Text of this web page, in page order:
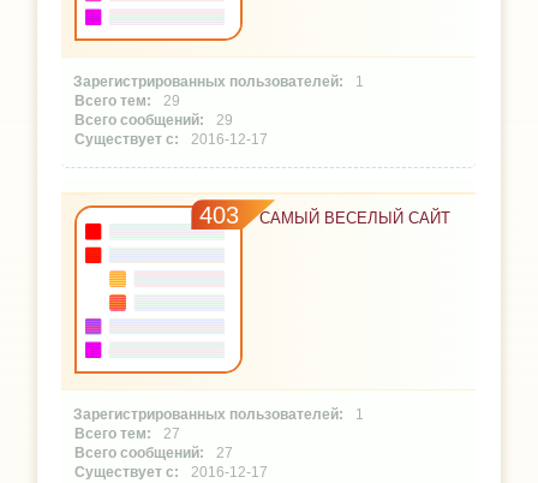
1
29
29
2016-12-17
403 САМЫЙ ВЕСЕЛЫЙ САЙТ
1
27
27
2016-12-17